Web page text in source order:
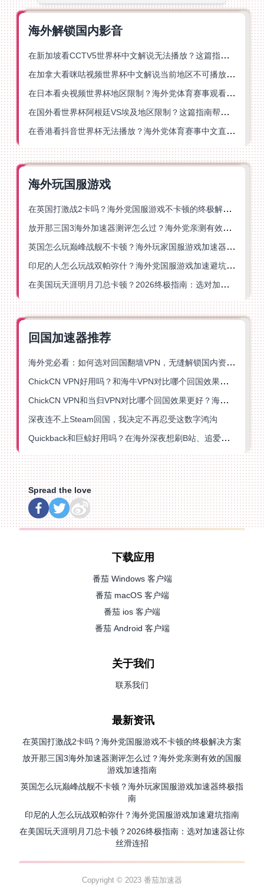
海外解锁国内影音
在新加坡看CCTV5世界杯中文解说无法播放？这篇指南帮你解锁海外体育直播自由
在加拿大看咪咕视频世界杯中文解说当前地区不可播放？这篇指南帮你一键解决
在日本看央视频世界杯地区限制？海外党体育赛事观看终极指南
在国外看世界杯阿根廷VS埃及地区限制？这篇指南帮你搞定中文直播+解说
在香港看抖音世界杯无法播放？海外党体育赛事中文直播终极指南
海外玩国服游戏
在英国打激战2卡吗？海外党国服游戏不卡顿的终极解决方案
放开那三国3海外加速器测评怎么过？海外党亲测有效的国服游戏加速指南
英国怎么玩巅峰战舰不卡顿？海外玩家国服游戏加速器终极指南
印尼的人怎么玩战双帕弥什？海外党国服游戏加速避坑指南
在美国玩天涯明月刀总卡顿？2026终极指南：选对加速器让你丝滑连招
回国加速器推荐
海外党必看：如何选对回国翻墙VPN，无缝解锁国内资源？
ChickCN VPN好用吗？和海牛VPN对比哪个回国效果更好？
ChickCN VPN和当归VPN对比哪个回国效果更好？海外党亲测后选了它
深夜连不上Steam回国，我决定不再忍受这数字鸿沟
Quickback和巨鲸好用吗？在海外深夜想刷B站、追爱奇艺的你，或许正需要这份答案
Spread the love
下载应用
番茄 Windows 客户端
番茄 macOS 客户端
番茄 ios 客户端
番茄 Android 客户端
关于我们
联系我们
最新资讯
在英国打激战2卡吗？海外党国服游戏不卡顿的终极解决方案
放开那三国3海外加速器测评怎么过？海外党亲测有效的国服
游戏加速指南
英国怎么玩巅峰战舰不卡顿？海外玩家国服游戏加速器终极指
南
印尼的人怎么玩战双帕弥什？海外党国服游戏加速避坑指南
在美国玩天涯明月刀总卡顿？2026终极指南：选对加速器让你
丝滑连招
Copyright © 2023 番茄加速器